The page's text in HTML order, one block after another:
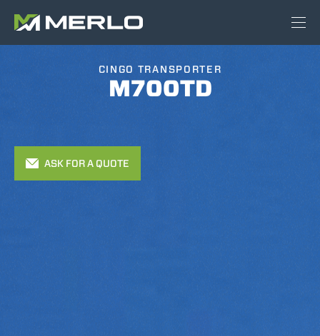
CINGO TRANSPORTER
M700TD
ASK FOR A QUOTE